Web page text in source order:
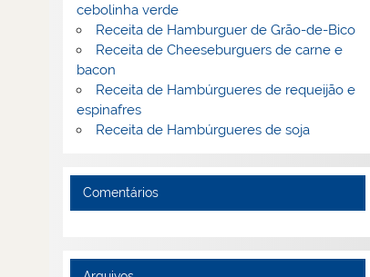
cebolinha verde
Receita de Hamburguer de Grão-de-Bico
Receita de Cheeseburguers de carne e
bacon
Receita de Hambúrgueres de requeijão e
espinafres
Receita de Hambúrgueres de soja
Comentários